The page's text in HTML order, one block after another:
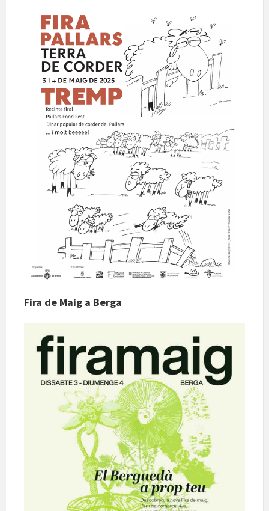
Fira de Maig a Berga